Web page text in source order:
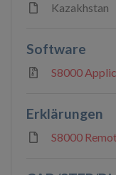
Kazakhstan
Software
S8000
Erklärungen
S8000